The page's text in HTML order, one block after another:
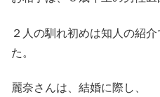
２人の馴れ初めは知人の紹
た。
麗奈さんは、結婚に際し、